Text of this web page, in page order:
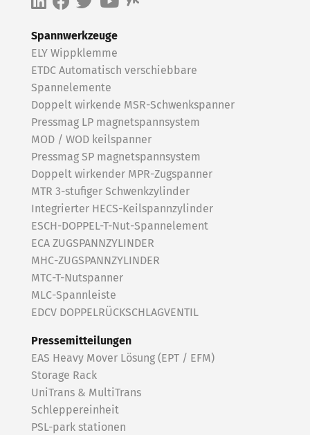
Spannwerkzeuge
ELY Wippklemme
ETDC Automatisch verschiebbare
Spannelemente
Doppelt wirkende MSR-Schwenkspanner
Pressmag LP magnetspannsystem
MOD / WOD keilspanner
Pressmag SP magnetspannsystem
Doppelt wirkender MPR-Zugspanner
MTR 3-stufiger Schwenkzylinder
Integrierter HECS-Keilspannzylinder
ESCH-DOPPEL-T-Nut-Spannelement
ECA ZUGSPANNZYLINDER
MHC-ZUGSPANNZYLINDER
MTC-T-Nutspanner
MLC-Spannleiste
EDCV DOPPELRÜCKSCHLAGVENTIL
Pressemitteilungen
EAS Heavy Mover Lösung (EPT / EFM)
Storage Rack
UniTrans & MultiTrans
Schleppereinheit
PSL-park stationen